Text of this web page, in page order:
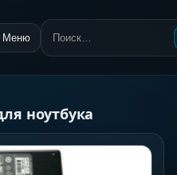
Меню Поиск:
ноутбука